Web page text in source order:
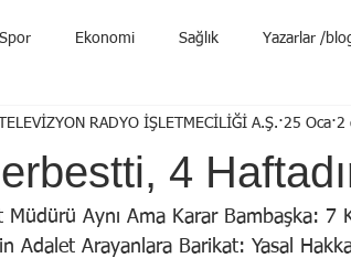
Spor Ekonomi Sağlık Yazarlar /
Birol Öztürk Selçuk ŞEN
Yekta AYDIN İsmail Tosun
4
RADYO İŞLETMECİLİĞİ A.Ş. 25 Oca 2
Müdürü Aynı Ama Karar Bambaşka: 7
Adalet Arayanlara Barikat: Yasal